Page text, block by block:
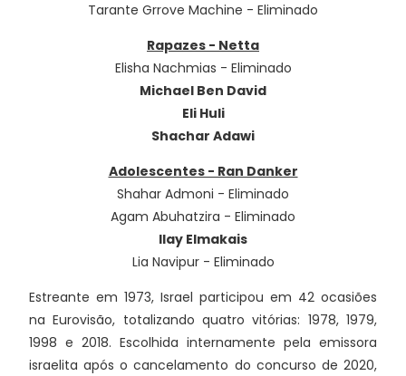
Tarante Grrove Machine - Eliminado
Rapazes - Netta
Elisha Nachmias - Eliminado
Michael Ben David
Eli Huli
Shachar Adawi
Adolescentes - Ran Danker
Shahar Admoni - Eliminado
Agam Abuhatzira - Eliminado
Ilay Elmakais
Lia Navipur - Eliminado
Estreante em 1973, Israel participou em 42 ocasiões
na Eurovisão, totalizando quatro vitórias: 1978, 1979,
1998 e 2018. Escolhida internamente pela emissora
israelita após o cancelamento do concurso de 2020,